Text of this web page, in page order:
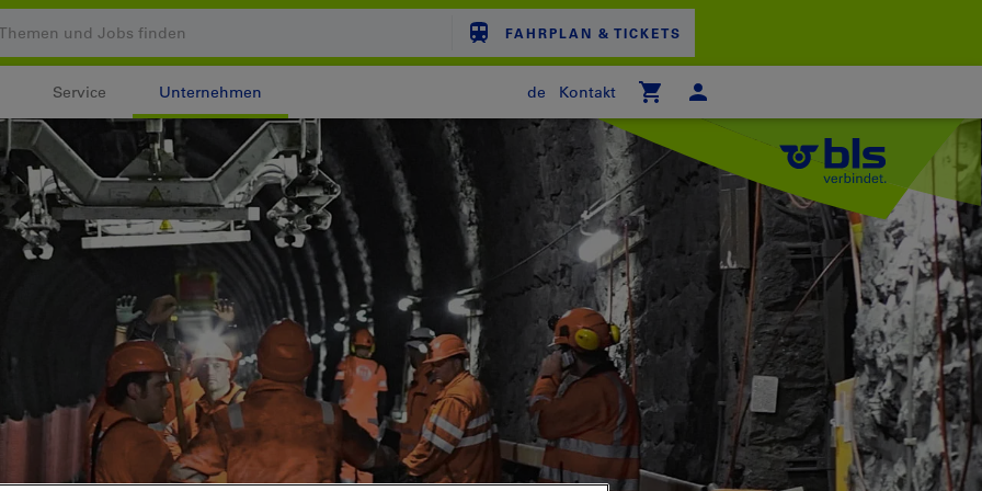
FAHRPLAN & TICKETS
Service Unternehmen de
Kontakt
Ihr Warenkorb ist leer
ZUM WARENKORB
Login